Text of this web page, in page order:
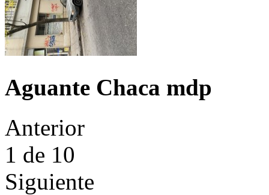
Aguante Chaca mdp
Anterior
1 de 10
Siguiente